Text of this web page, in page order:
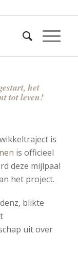
het
tot leven!
is
is officieel
deze mijlpaal
het project.
blikte
uit over